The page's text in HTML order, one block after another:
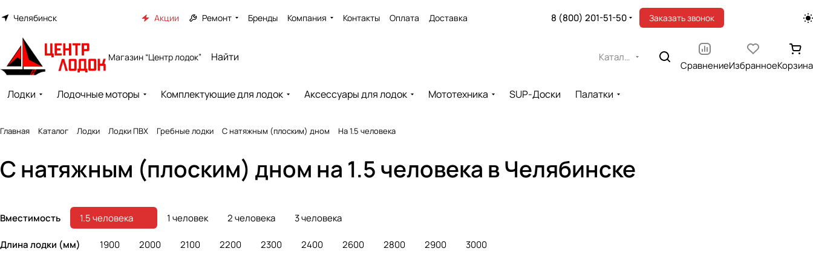
Челябинск Акции Ремонт Бренды Компания Контакты Оплата Доставка 8 (800) 201-51-50 Заказать звонок
Магазин “Центр лодок” Каталог
СравнениеИзбранноеКорзина
Лодки Лодочные моторы Комплектующие для лодок Аксессуары для лодок Мототехника SUP-Доски Палатки
Главная Каталог Лодки Лодки ПВХ Гребные лодки С натяжным (плоским) дном На 1.5 человека
С натяжным (плоским) дном на 1.5 человека в Челябинске
Вместимость 1 человек
1.5 человека 2 человека 3 человека
Длина лодки (мм) 1900 2000 2100 2200 2300 2400 2600 2800 2900 3000